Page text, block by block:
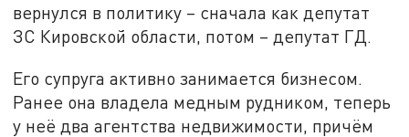
вернулся в политику – сначала как депутат
ЗС Кировской области, потом – депутат ГД.
Его супруга активно занимается бизнесом.
Ранее она владела медным рудником, теперь
у неё два агентства недвижимости, причём